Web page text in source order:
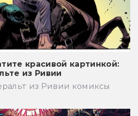
красивой картинкой:
из Ривии
из Ривии комиксы